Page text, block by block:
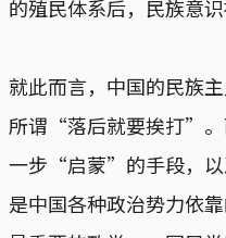
的殖民体系后，民族意识
就此而言，中国的民族
所谓“落后就要挨打”。
一步“启蒙”的手段，以
是中国各种政治势力依